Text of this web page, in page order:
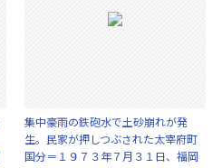
集中豪雨の鉄砲水で土砂崩れが発
生。民家が押しつぶされた太宰府町
国分＝１９７３年７月３１日、福岡